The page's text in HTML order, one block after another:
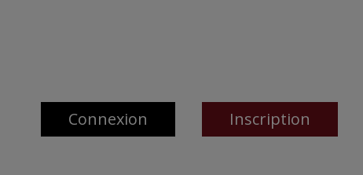
Connexion Inscription